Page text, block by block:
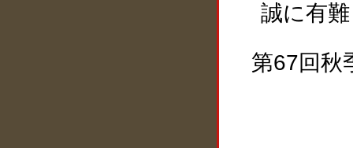
誠に有難
第67回